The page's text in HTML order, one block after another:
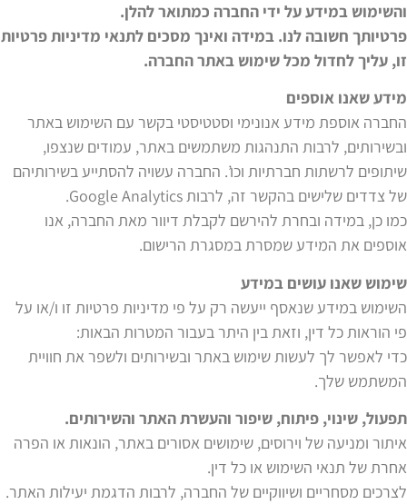
והשימוש במידע על ידי החברה כמתואר להלן.
פרטיותך חשובה לנו. במידה ואינך מסכים לתנאי מדיניות פרטיות
זו, עליך לחדול מכל שימוש באתר החברה.
מידע שאנו אוספים
החברה אוספת מידע אנונימי וסטטיסטי בקשר עם השימוש באתר
ובשירותים, לרבות התנהגות משתמשים באתר, עמודים שנצפו,
שיתופים לרשתות חברתיות וכו’. החברה עשויה להסתייע בשירותיהם
של צדדים שלישים בהקשר זה, לרבות Google Analytics.
כמו כן, במידה ובחרת להירשם לקבלת דיוור מאת החברה, אנו
אוספים את המידע שמסרת במסגרת הרישום.
שימוש שאנו עושים במידע
השימוש במידע שנאסף ייעשה רק על פי מדיניות פרטיות זו ו/או על
פי הוראות כל דין, וזאת בין היתר בעבור המטרות הבאות:
כדי לאפשר לך לעשות שימוש באתר ובשירותים ולשפר את חוויית
המשתמש שלך.
תפעול, שינוי, פיתוח, שיפור והעשרת האתר והשירותים.
איתור ומניעה של וירוסים, שימושים אסורים באתר, הונאות או הפרה
אחרת של תנאי השימוש או כל דין.
לצרכים מסחריים ושיווקיים של החברה, לרבות הדגמת יעילות האתר.